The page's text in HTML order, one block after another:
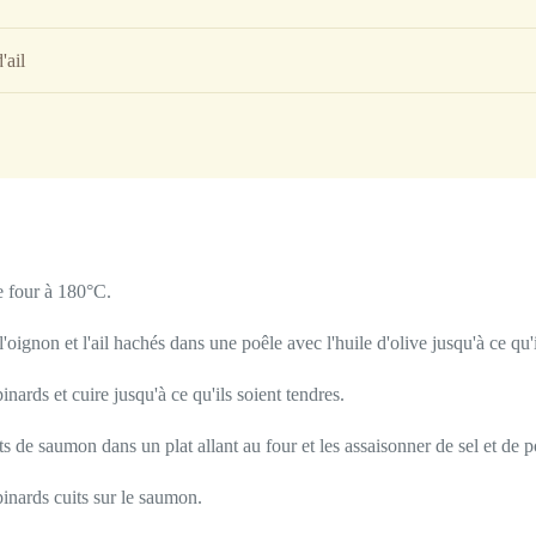
four à 180°C.
et l'ail hachés dans une poêle avec l'huile d'olive jusqu'à ce
et cuire jusqu'à ce qu'ils soient tendres.
de saumon dans un plat allant au four et les assaisonner de sel et de
cuits sur le saumon.